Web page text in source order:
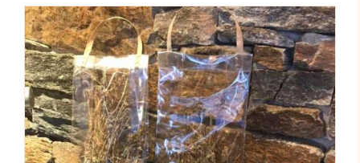
AJOUTER AU PANIER
/